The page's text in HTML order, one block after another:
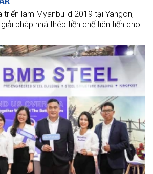
triển lãm Myanbuild 2019 tại Yangon,
pháp nhà thép tiền chế tiên tiến cho